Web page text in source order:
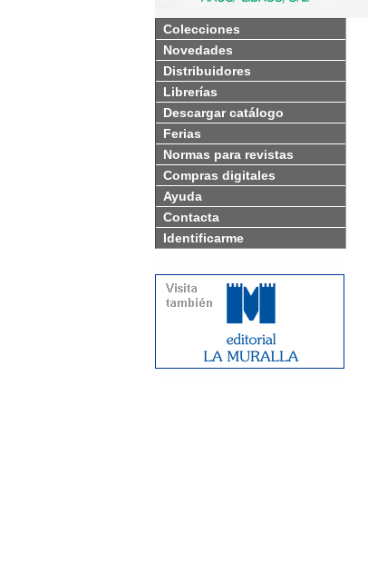
Colecciones
Novedades
Distribuidores
Librerías
Descargar catálogo
Ferias
Normas para revistas
Compras digitales
Ayuda
Contacta
Identificarme